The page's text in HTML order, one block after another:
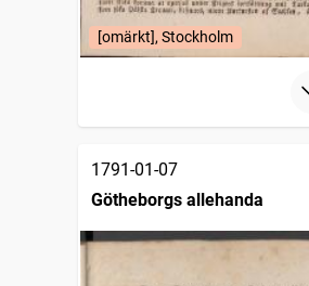
[omärkt], Stockholm
1791-01-07
Götheborgs allehanda